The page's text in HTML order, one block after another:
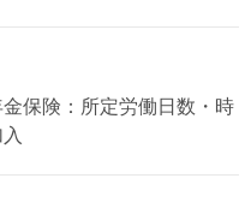
保険：所定労働日数・時